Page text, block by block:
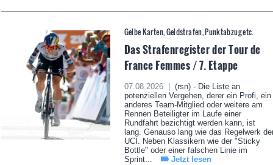
Gelbe Karten, Geldstrafen, Punktabzug etc.
Das Strafenregister der Tour de
France Femmes / 7. Etappe
07.08.2026 |
(rsn) - Die Liste an
potenziellen Vergehen, derer ein Profi, ein
anderes Team-Mitglied oder weitere am
Rennen Beteiligter im Laufe einer
Rundfahrt bezichtigt werden kann, ist
lang. Genauso lang wie das Regelwerk
UCI. Neben Klassikern wie der "Sticky
Bottle" oder einer falschen Linie im
Sprint...
Jetzt lesen